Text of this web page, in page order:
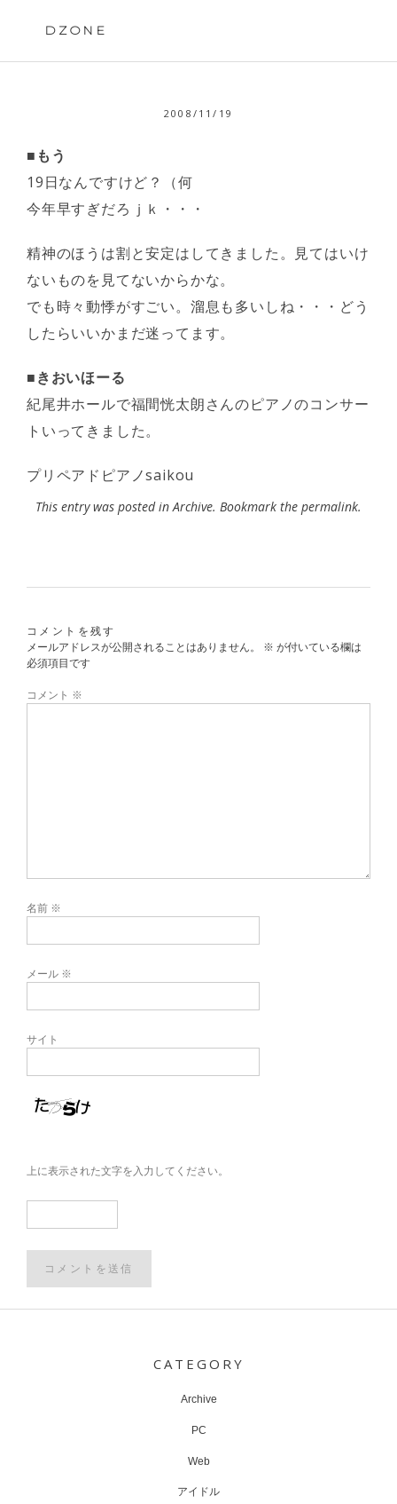
DZONE
2008/11/19
■もう
19日なんですけど？（何
今年早すぎだろｊｋ・・・
精神のほうは割と安定はしてきました。見てはいけ
ないものを見てないからかな。
でも時々動悸がすごい。溜息も多いしね・・・どう
したらいいかまだ迷ってます。
■きおいほーる
紀尾井ホールで福間恍太朗さんのピアノのコンサー
トいってきました。
プリペアドピアノsaikou
This entry was posted inArchive. Bookmark the permalink.
コメントを残す
メールアドレスが公開されることはありません。
※ が付いている欄は
必須項目です
コメント ※
名前 ※
メール ※
サイト
上に表示された文字を入力してください。
CATEGORY
Archive
PC
Web
アイドル